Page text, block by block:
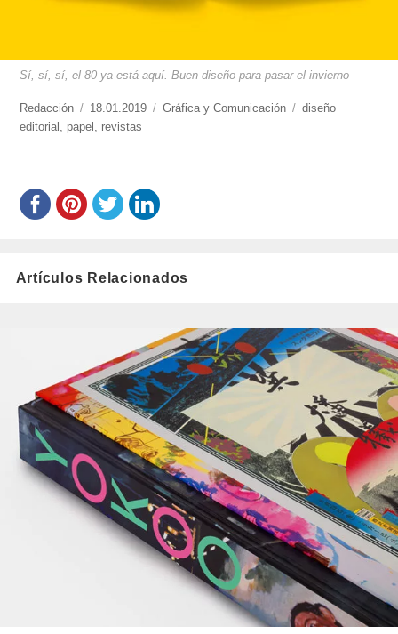
Sí, sí, sí, el 80 ya está aquí. Buen diseño para pasar el invierno
https://www.experimenta.es/author/redaccion/
Redacción
Publicado
el
18.01.2019 Categorías
Gráfica y Comunicación Etiquetas
diseño
editorial
papel revistas
Artículos Relacionados